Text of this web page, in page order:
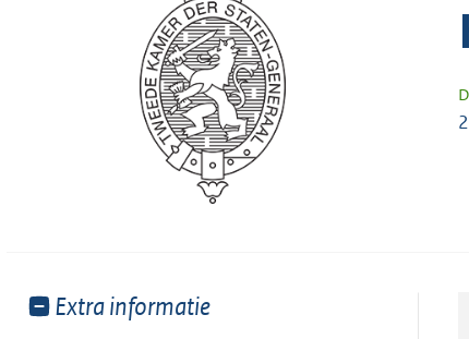
Toon
Extra informatie